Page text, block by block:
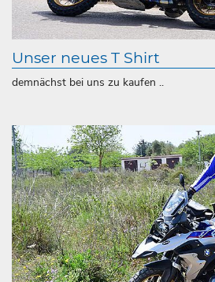
Unser neues T Shirt
demnächst bei uns zu kaufen ..